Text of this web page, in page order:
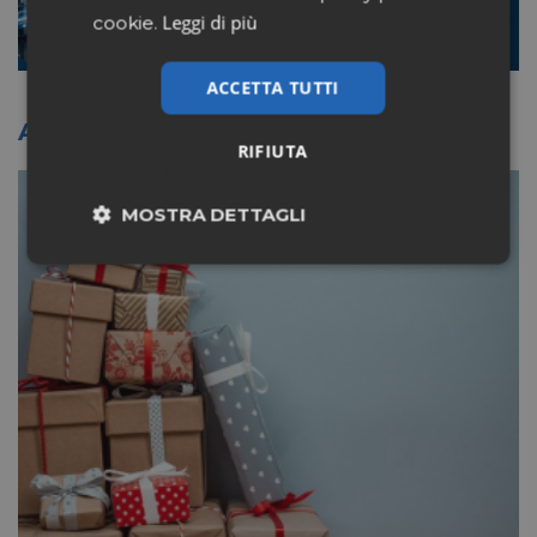
Altri articoli sullo stesso tema
cookie. Leggi di più
ACCETTA TUTTI
RIFIUTA
MOSTRA DETTAGLI
Necessari Marketing
Non classificati
Necessari Marketing Non classificati